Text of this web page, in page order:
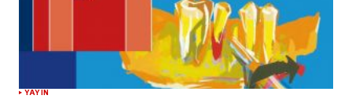
YAYIN